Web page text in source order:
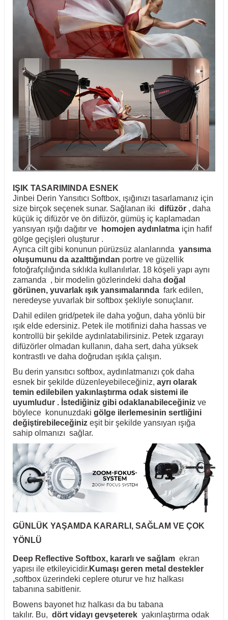
IŞIK TASARIMINDA ESNEK
Jinbei Derin Yansıtıcı Softbox, ışığınızı tasarlamanız için
size birçok seçenek sunar. Sağlanan iki difüzör , daha
küçük iç difüzör ve ön difüzör, gümüş iç kaplamadan
yansıyan ışığı dağıtır ve
homojen aydınlatma için hafif
gölge geçişleri oluşturur .
Ayrıca cilt gibi konunun pürüzsüz alanlarında yansıma
oluşumunu da azalttığından portre ve güzellik
fotoğrafçılığında sıklıkla kullanılırlar. 18 köşeli yapı aynı
zamanda , bir modelin gözlerindeki daha doğal
görünen, yuvarlak ışık yansımalarında fark edilen,
neredeyse yuvarlak bir softbox şekliyle sonuçlanır.
Dahil edilen grid/petek ile daha yoğun, daha yönlü bir
ışık elde edersiniz. Petek ile motifinizi daha hassas ve
kontrollü bir şekilde aydınlatabilirsiniz. Petek ızgarayı
difüzörler olmadan kullanın, daha sert, daha yüksek
kontrastlı ve daha doğrudan ışıkla çalışın.
Bu derin yansıtıcı softbox, aydınlatmanızı çok daha
esnek bir şekilde düzenleyebileceğiniz, ayrı olarak
temin edilebilen yakınlaştırma odak sistemi ile
uyumludur . İstediğiniz gibi odaklanabileceğiniz ve
böylece konunuzdaki gölge ilerlemesinin sertliğini
değiştirebileceğiniz eşit bir şekilde yansıyan ışığa
sahip olmanızı sağlar.
GÜNLÜK YAŞAMDA KARARLI, SAĞLAM VE ÇOK
YÖNLÜ
Deep Reflective Softbox, kararlı ve sağlam ekran
yapısı ile etkileyicidir. Kumaşı geren metal destekler
,softbox üzerindeki ceplere oturur ve hız halkası
tabanına sabitlenir.
Bowens bayonet hız halkası da bu tabana
takılır. Bu, dört vidayı gevşeterek yakınlaştırma odak